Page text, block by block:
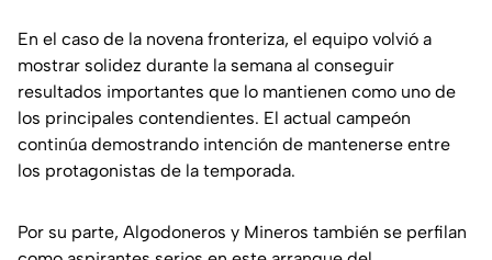
En el caso de la novena fronteriza, el equipo volvió a
mostrar solidez durante la semana al conseguir
resultados importantes que lo mantienen como uno de
los principales contendientes. El actual campeón
continúa demostrando intención de mantenerse entre
los protagonistas de la temporada.
Por su parte, Algodoneros y Mineros también se perfilan